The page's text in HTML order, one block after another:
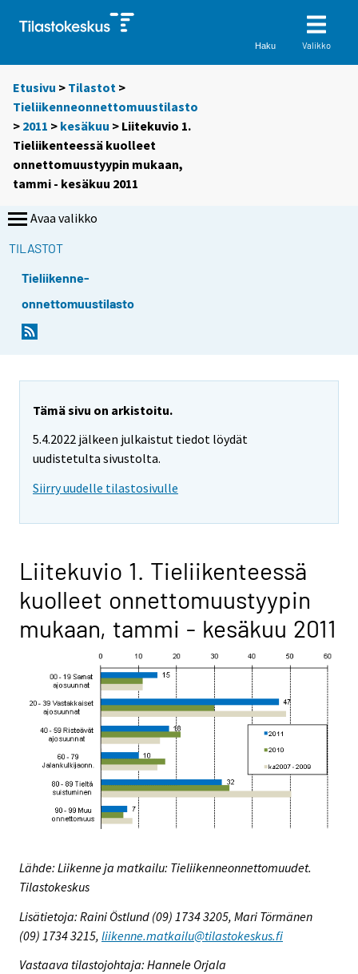
Haku Valikko
Etusivu > Tilastot >
Tieliikenneonnettomuustilasto
> 2011 > kesäkuu > Liitekuvio 1.
Tieliikenteessä kuolleet
onnettomuustyypin mukaan,
tammi - kesäkuu 2011
Avaa valikko
TILASTOT
Tieliikenne-
onnettomuustilasto
Tämä sivu on arkistoitu.
5.4.2022 jälkeen julkaistut tiedot löydät
uudistetulta sivustolta.
Siirry uudelle tilastosivulle
Liitekuvio 1. Tieliikenteessä
kuolleet onnettomuustyypin
mukaan, tammi - kesäkuu 2011
Lähde: Liikenne ja matkailu: Tieliikenneonnettomuudet.
Tilastokeskus
Lisätietoja: Raini Östlund (09) 1734 3205, Mari Törmänen
(09) 1734 3215, liikenne.matkailu@tilastokeskus.fi
Vastaava tilastojohtaja: Hannele Orjala